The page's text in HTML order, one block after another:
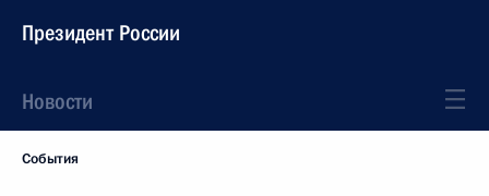
Президент России
Новости
События